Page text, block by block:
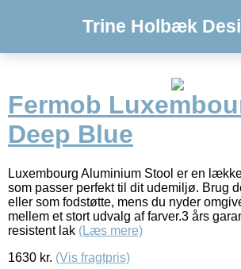
Trine Holbæk
Fermob
Deep Blue
Luxembourg Aluminium Stool er en
som passer perfekt til dit udemiljø. Brug
eller som fodstøtte, mens du nyder
mellem et stort udvalg af farver.3 års
resistent lak (Læs mere)
1630 kr. (Vis fragtpris)